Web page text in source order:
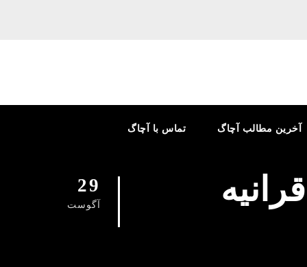
تماس با آچاگ آخرین مطالب آچاگ
29
آگوست